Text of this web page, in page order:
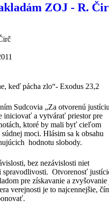
ZOJ - R.
keď pácha zlo“- Exodus 23,2
Sudcovia „Za otvorenú
iniciovať a vytvárať priestor pre
ktoré by mali byť cieľom
moci. Hlásim sa k obsahu
hodnotu slobody.
bez nezávislosti niet
spravodlivosti. Otvorenosť
pre získavanie a zvyšovanie
verejnosti je to najcennejšie,